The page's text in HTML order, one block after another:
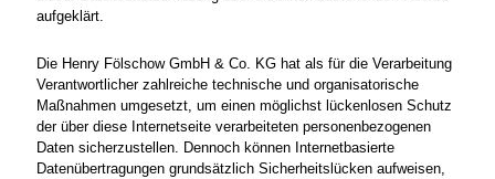
aufgeklärt.
Die Henry Fölschow GmbH & Co. KG hat als für die Verarbeitung
Verantwortlicher zahlreiche technische und organisatorische
Maßnahmen umgesetzt, um einen möglichst lückenlosen Schutz
der über diese Internetseite verarbeiteten personenbezogenen
Daten sicherzustellen. Dennoch können Internetbasierte
Datenübertragungen grundsätzlich Sicherheitslücken aufweisen,